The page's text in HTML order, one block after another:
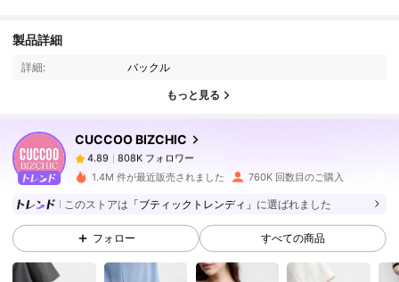
製品詳細
詳細: バックル
もっと見る
CUCCOO BIZCHIC
4.89
808K フォロワー
c***4は1日前に購入しました
4.89 808K フォロワー
4.89 808K フォロワー
1.4M 件が最近販売されました 760K 回数目のご購入
このストアは 「ブティックトレンディ」 に選ばれました
フォロー すべての商品